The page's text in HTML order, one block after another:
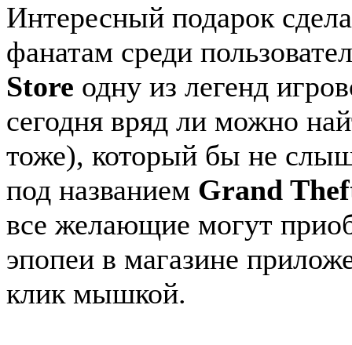
Интересный подарок
фанатам среди
Store одну из легенд
сегодня вряд ли можно
тоже), который бы не
под названием Grand
все желающие могут
эпопеи в магазине
клик мышкой.